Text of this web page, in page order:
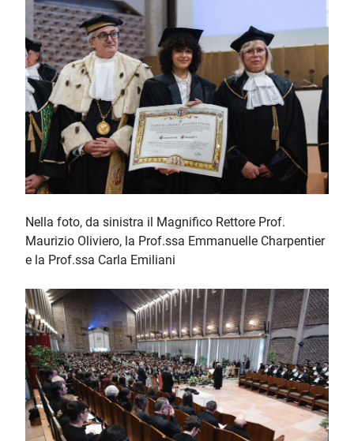
Nella foto, da sinistra il Magnifico Rettore Prof.
Maurizio Oliviero, la Prof.ssa Emmanuelle Charpentier
e la Prof.ssa Carla Emiliani